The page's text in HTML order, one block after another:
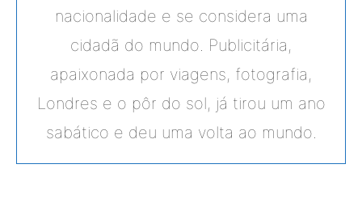
nacionalidade e se considera uma
cidadã do mundo. Publicitária,
apaixonada por viagens, fotografia,
Londres e o pôr do sol, já tirou um ano
sabático e deu uma volta ao mundo.